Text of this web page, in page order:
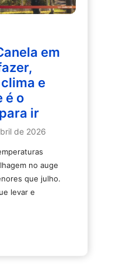
em
e
é o
ir
de 2026
no auge
que julho.
levar e